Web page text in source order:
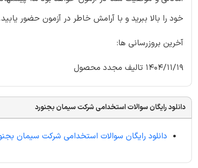
خود را بالا ببرید و با آرامش خاطر در آزمون حضور
آخرین بروزرسانی ها:
1404/11/19 تالیف مجدد محصول
دانلود رایگان سوالات استخدامی شرکت سیمان بجنورد
دانلود رایگان سوالات استخدامی شرکت سیمان